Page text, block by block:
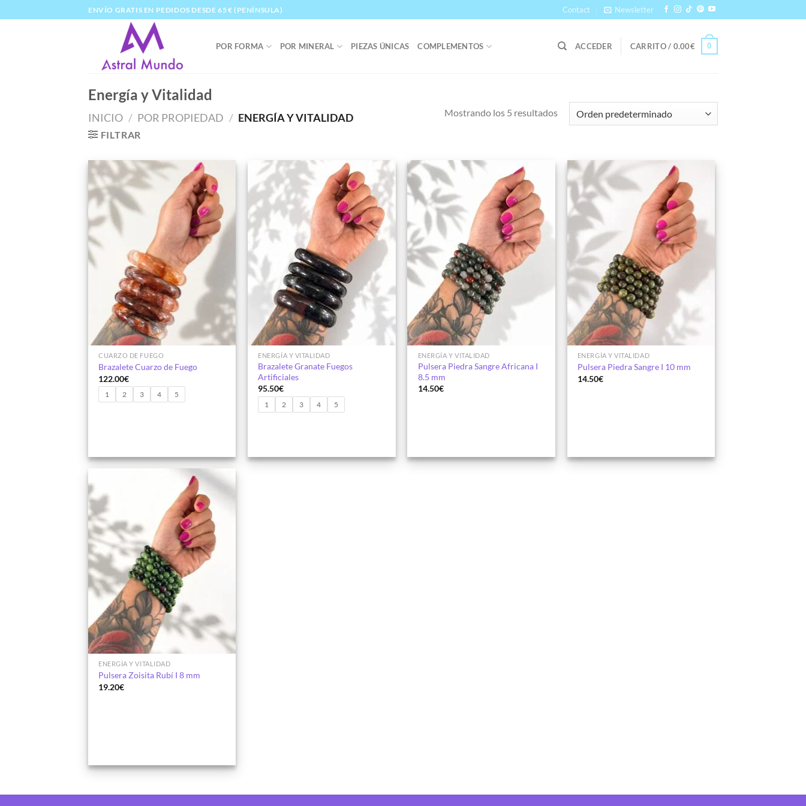
al
ENVÍO GRATIS EN PEDIDOS DESDE 65 € (PENÍNSULA) Contact Newsletter
POR FORMA POR MINERAL PIEZAS ÚNICAS COMPLEMENTOS ACCEDER CARRITO / 0.00€ 0
Energía y Vitalidad
INICIO / POR PROPIEDAD / ENERGÍA Y VITALIDAD
FILTRAR
Mostrando los 5 resultados
Añadir
a la
lista de
deseos
CUARZO DE FUEGO
Brazalete Cuarzo de Fuego
122.00€
1 2 3 4 5
Añadir
a la
lista de
deseos
ENERGÍA Y VITALIDAD
Brazalete Granate Fuegos
Artificiales
95.50€
1 2 3 4 5
Añadir
a la
lista de
deseos
ENERGÍA Y VITALIDAD
Pulsera Piedra Sangre Africana I
8.5 mm
14.50€
Añadir
a la
lista de
deseos
ENERGÍA Y VITALIDAD
Pulsera Piedra Sangre I 10 mm
14.50€
Añadir
a la
lista de
deseos
ENERGÍA Y VITALIDAD
Pulsera Zoisita Rubí I 8 mm
19.20€